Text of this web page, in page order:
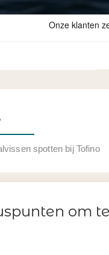
spotten bij Tofino
om te